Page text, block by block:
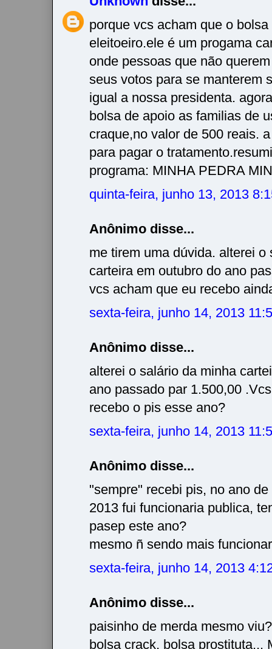
porque vcs acham que o
eleitoeiro.ele é um progama
onde pessoas que não
seus votos para se manterem
igual a nossa presidenta.
bolsa de apoio as familias de
craque,no valor de 500 reais.
para pagar o
programa: MINHA PEDRA
quinta-feira, junho 13, 2013
Anônimo disse...
me tirem uma dúvida. alterei o
carteira em outubro do ano
vcs acham que eu recebo
sexta-feira, junho 14, 2013
Anônimo disse...
alterei o salário da minha
ano passado par 1.500,00
recebo o pis esse ano?
sexta-feira, junho 14, 2013
Anônimo disse...
"sempre" recebi pis, no ano
2013 fui funcionaria publica,
pasep este ano?
mesmo ñ sendo mais
sexta-feira, junho 14, 2013
Anônimo disse...
paisinho de merda mesmo
bolsa crack, bolsa prostituta...